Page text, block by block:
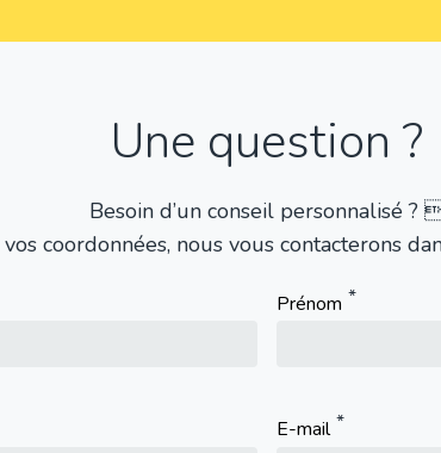
Une question ?
Besoin d’un conseil personnalisé ?
vos coordonnées, nous vous contacterons
Prénom
E-mail